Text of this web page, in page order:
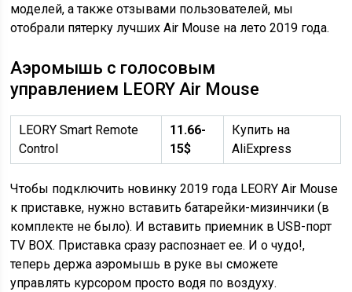
моделей, а также отзывами пользователей, мы
отобрали пятерку лучших Air Mouse на лето 2019 года.
Аэромышь с голосовым
управлением LEORY Air Mouse
LEORY Smart Remote
Control
11.66-
15$
Купить на
AliExpress
Чтобы подключить новинку 2019 года LEORY Air Mouse
к приставке, нужно вставить батарейки-мизинчики (в
комплекте не было). И вставить приемник в USB-порт
TV BOX. Приставка сразу распознает ее. И о чудо!,
теперь держа аэромышь в руке вы сможете
управлять курсором просто водя по воздуху.